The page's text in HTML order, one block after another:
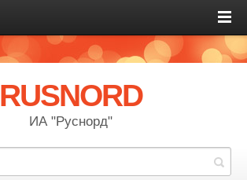
RUSNORD
ИА "Руснорд"